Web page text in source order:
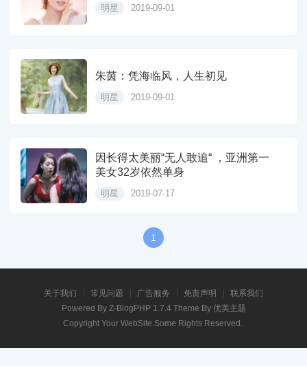
明星 2019-09-01
朱茵：凭海临风，人生初见
明星 2019-09-01
因长得太美丽“无人敢追“ ，亚洲第一
美女32岁依然单身
明星 2019-07-17
1
关于我们 常见问题 广告服务 免责声明
联系我们
Powered By Z-BlogPHP 1.7.4Theme By 优美主题
Copyright Your WebSite.Some Rights Reserved.